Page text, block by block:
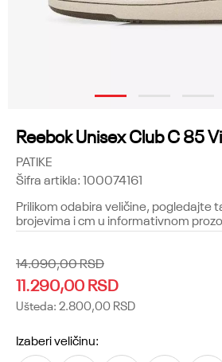
1
Reebok Unisex Club C 85
PATIKE
Šifra artikla:100074161
Prilikom odabira veličine, pogledajte
brojevima i cm u informativnom
14.090,00RSD
11.290,00RSD
Ušteda: 2.800,00 RSD
Izaberi veličinu: